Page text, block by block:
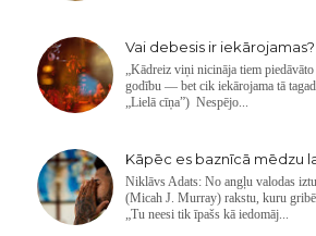
Vai debesis ir iekārojamas?
„Kādreiz viņi nicināja tiem
godību — bet cik iekārojama tā
„Lielā cīņa”) Nespējo...
Kāpēc es baznīcā mēdzu
Niklāvs Adats: No angļu valodas
(Micah J. Murray) rakstu, kuru
„Tu neesi tik īpašs kā iedomāj...